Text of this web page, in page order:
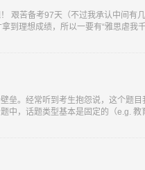
艰苦备考97天（不过我承认中间有
到理想成绩，所以一要有“雅思虐我
垒。经常听到考生抱怨说，这个题
中，话题类型基本是固定的（e.g. 教